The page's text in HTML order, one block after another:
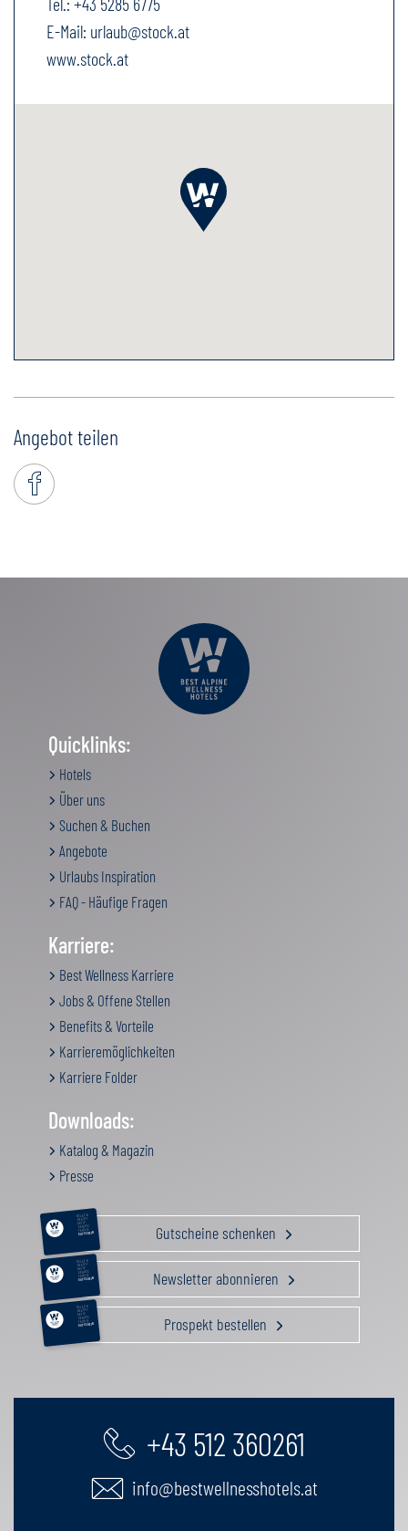
E-Mail: urlaub@stock.at
www.stock.at
Angebot teilen
Quicklinks:
Hotels
Über uns
Suchen & Buchen
Angebote
Urlaubs Inspiration
FAQ - Häufige Fragen
Karriere:
Best Wellness Karriere
Jobs & Offene Stellen
Benefits & Vorteile
Karrieremöglichkeiten
Karriere Folder
Downloads:
Katalog & Magazin
Presse
RELAX &
BEAUTY
AKTIV
GENUSS
FAMILIE
GUTSCHEIN Gutscheine schenken
RELAX &
BEAUTY
AKTIV
GENUSS
FAMILIE
GUTSCHEIN Newsletter abonnieren
RELAX &
BEAUTY
AKTIV
GENUSS
FAMILIE
GUTSCHEIN Prospekt bestellen
+43 512 360261
info@bestwellnesshotels.at